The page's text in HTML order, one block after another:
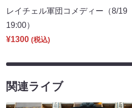
レイチェル軍団コメディー（8/19
19:00）
¥1300 (税込)
関連ライブ